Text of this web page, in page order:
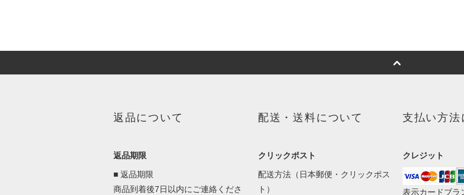
返品について
返品期限
■ 返品期限
商品到着後7日以内にご連絡くださ
配送・送料について
クリックポスト
配送方法（日本郵便・クリックポス
ト）
支払い方法
クレジット
表示カードブラ